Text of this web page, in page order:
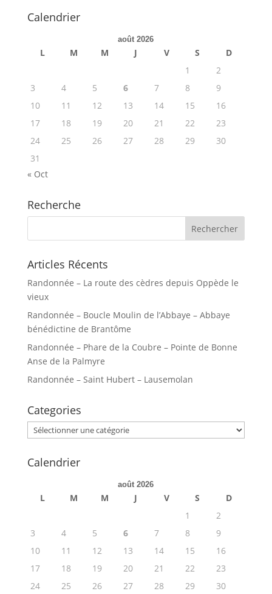
Calendrier
août 2026
L M M J V S
D
1
2
3
4 5 6 7 8
9
10
11 12 13 14 15
16
17
18 19 20 21 22
23
24
25 26 27 28 29
30
31
« Oct
Recherche
Articles Récents
Randonnée – La route des cèdres depuis Oppède le
vieux
Randonnée – Boucle Moulin de l’Abbaye – Abbaye
bénédictine de Brantôme
Randonnée – Phare de la Coubre – Pointe de Bonne
Anse de la Palmyre
Randonnée – Saint Hubert – Lausemolan
Categories
Categories
Calendrier
août 2026
L M M J V S
D
1
2
3
4 5 6 7 8
9
10
11 12 13 14 15
16
17
18 19 20 21 22
23
24
25 26 27 28 29
30